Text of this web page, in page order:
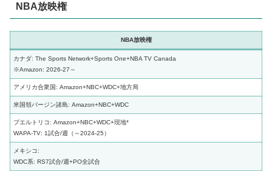
NBA放映権
NBA放映権
カナダ: The Sports Network+Sports One+NBA TV Canada
※Amazon: 2026-27～
アメリカ合衆国: Amazon+NBC+WDC+地方局
米国領バージン諸島: Amazon+NBC+WDC
プエルトリコ: Amazon+NBC+WDC+現地*
WAPA-TV: 1試合/週（～2024-25）
メキシコ:
WDC系: RS7試合/週+PO全試合